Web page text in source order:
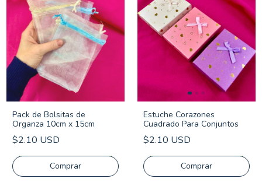
Pack de Bolsitas de
Organza 10cm x 15cm
$2.10 USD
Comprar
Estuche Corazones
Cuadrado Para Conjuntos
$2.10 USD
Comprar